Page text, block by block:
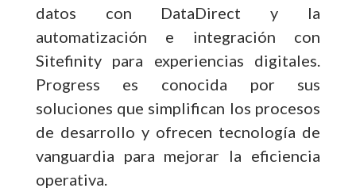
datos con DataDirect y la
automatización e integración con
Sitefinity para experiencias digitales.
Progress es conocida por sus
soluciones que simplifican los procesos
de desarrollo y ofrecen tecnología de
vanguardia para mejorar la eficiencia
operativa.